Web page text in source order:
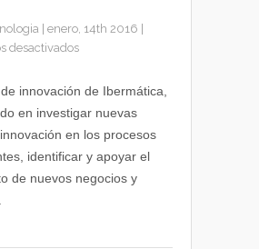
enero, 14th 2016
desactivadosen
de
Movilidad,
Cloud
Computing,
Social
innovación de Ibermática,
en investigar nuevas
en los procesos
identificar y apoyar el
de nuevos negocios y